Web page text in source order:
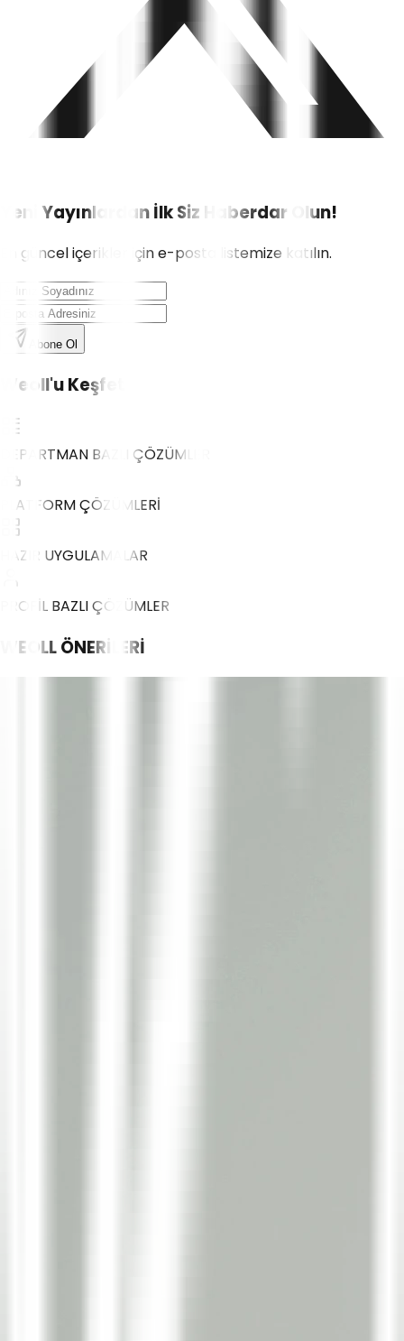
Yeni Yayınlardan İlk Siz Haberdar Olun!
En güncel içerikler için e-posta listemize katılın.
Abone Ol
Weoll'u Keşfet
DEPARTMAN BAZLI ÇÖZÜMLER
PLATFORM ÇÖZÜMLERİ
HAZIR UYGULAMALAR
PROFİL BAZLI ÇÖZÜMLER
WEOLLÖNERİLERİ